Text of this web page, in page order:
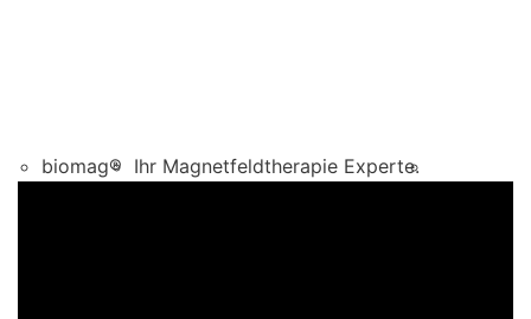
biomag® Ihr Magnetfeldtherapie Experte.